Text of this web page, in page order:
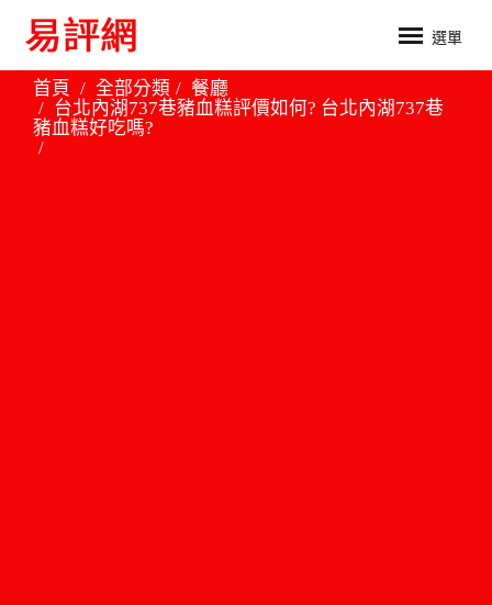
選單
首頁 全部分類
餐廳
台北內湖737巷豬血糕評價如何? 台北內湖737巷
豬血糕好吃嗎?